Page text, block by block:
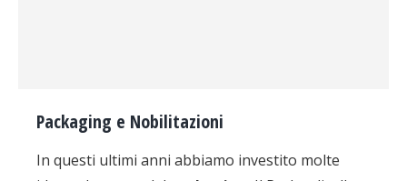
Packaging e Nobilitazioni
In questi ultimi anni abbiamo investito molte